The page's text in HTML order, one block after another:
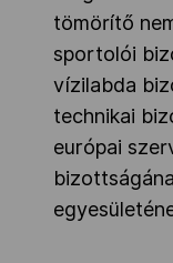
tömörítő
sportolói
vízilabda
technikai
európai